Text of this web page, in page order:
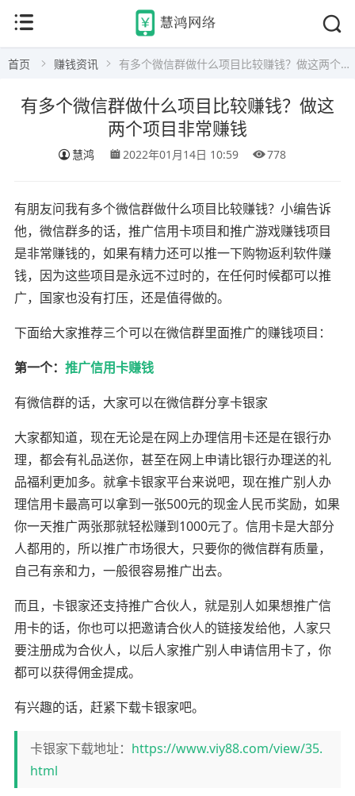
首页 赚钱资讯 有多个微信群做什么项目比较赚钱？做这两个项目非常赚钱
有多个微信群做什么项目比较赚钱？做这
两个项目非常赚钱
慧鸿 2022年01月14日 10:59 778
有朋友问我有多个微信群做什么项目比较赚钱？小编告诉
他，微信群多的话，推广信用卡项目和推广游戏赚钱项目
是非常赚钱的，如果有精力还可以推一下购物返利软件赚
钱，因为这些项目是永远不过时的，在任何时候都可以推
广，国家也没有打压，还是值得做的。
下面给大家推荐三个可以在微信群里面推广的赚钱项目：
第一个： 推广信用卡赚钱
有微信群的话，大家可以在微信群分享卡银家
大家都知道，现在无论是在网上办理信用卡还是在银行办
理，都会有礼品送你，甚至在网上申请比银行办理送的礼
品福利更加多。就拿卡银家平台来说吧，现在推广别人办
理信用卡最高可以拿到一张500元的现金人民币奖励，如果
你一天推广两张那就轻松赚到1000元了。信用卡是大部分
人都用的，所以推广市场很大，只要你的微信群有质量，
自己有亲和力，一般很容易推广出去。
而且，卡银家还支持推广合伙人，就是别人如果想推广信
用卡的话，你也可以把邀请合伙人的链接发给他，人家只
要注册成为合伙人，以后人家推广别人申请信用卡了，你
都可以获得佣金提成。
有兴趣的话，赶紧下载卡银家吧。
卡银家下载地址： https://www.viy88.com/view/35.
html